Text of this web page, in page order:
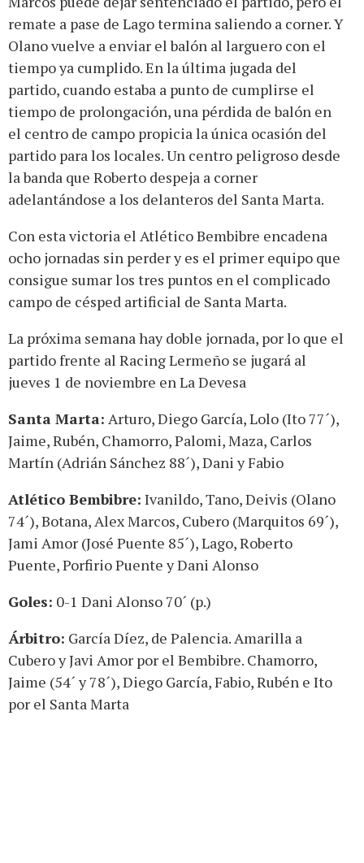
remate a pase de Lago termina saliendo a corner. Y
Olano vuelve a enviar el balón al larguero con el
tiempo ya cumplido. En la última jugada del
partido, cuando estaba a punto de cumplirse el
tiempo de prolongación, una pérdida de balón en
el centro de campo propicia la única ocasión del
partido para los locales. Un centro peligroso desde
la banda que Roberto despeja a corner
adelantándose a los delanteros del Santa Marta.
Con esta victoria el Atlético Bembibre encadena
ocho jornadas sin perder y es el primer equipo que
consigue sumar los tres puntos en el complicado
campo de césped artificial de Santa Marta.
La próxima semana hay doble jornada, por lo que el
partido frente al Racing Lermeño se jugará al
jueves 1 de noviembre en La Devesa
Santa Marta: Arturo, Diego García, Lolo (Ito 77´),
Jaime, Rubén, Chamorro, Palomi, Maza, Carlos
Martín (Adrián Sánchez 88´), Dani y Fabio
Atlético Bembibre: Ivanildo, Tano, Deivis (Olano
74´), Botana, Alex Marcos, Cubero (Marquitos 69´),
Jami Amor (José Puente 85´), Lago, Roberto
Puente, Porfirio Puente y Dani Alonso
Goles: 0-1 Dani Alonso 70´ (p.)
Árbitro: García Díez, de Palencia. Amarilla a
Cubero y Javi Amor por el Bembibre. Chamorro,
Jaime (54´ y 78´), Diego García, Fabio, Rubén e Ito
por el Santa Marta